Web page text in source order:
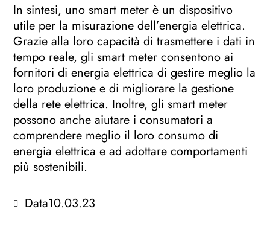
In sintesi, uno smart meter è un dispositivo
utile per la misurazione dell’energia elettrica.
Grazie alla loro capacità di trasmettere i dati in
tempo reale, gli smart meter consentono ai
fornitori di energia elettrica di gestire meglio la
loro produzione e di migliorare la gestione
della rete elettrica. Inoltre, gli smart meter
possono anche aiutare i consumatori a
comprendere meglio il loro consumo di
energia elettrica e ad adottare comportamenti
più sostenibili.
Data10.03.23